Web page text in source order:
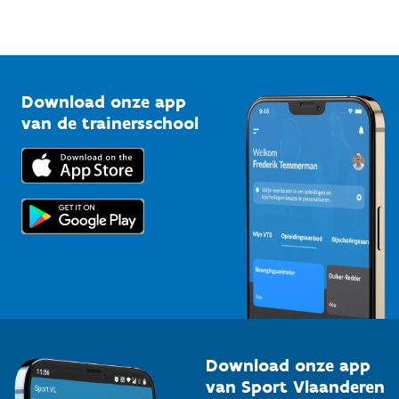
Bedrijven
Trainers en begeleiders
Topsporters
Vlaamse Trainersschool
Kennisplatform
Downloads
Voor de pers
Download onze app
van de trainersschool
Download onze app
van Sport Vlaanderen